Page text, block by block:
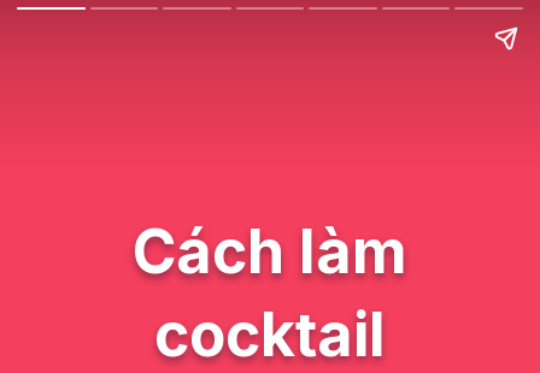
Cách làm
cocktail